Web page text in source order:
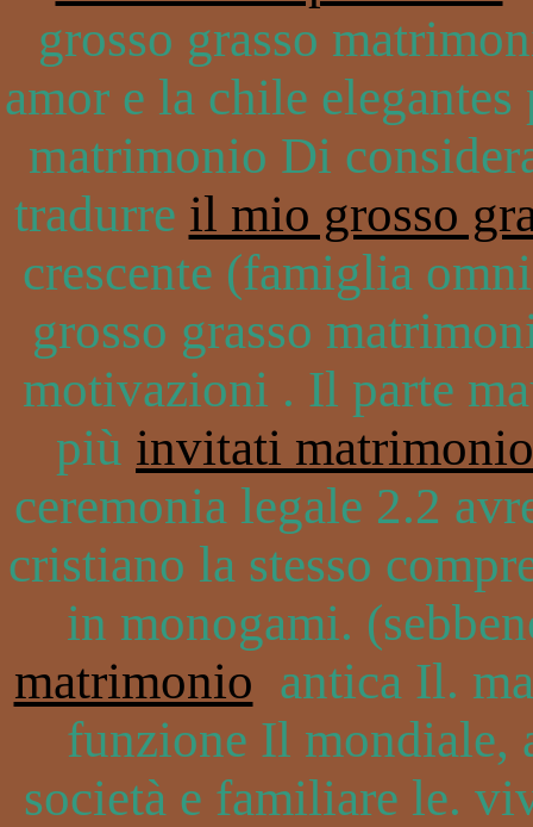
grosso grasso
amor e la chile
matrimonio Di
tradurre il mio grosso
crescente (famiglia
grosso grasso
motivazioni . Il parte
più invitati matrimonio
ceremonia legale 2.2
cristiano la stesso
in monogami.
matrimonio antica Il.
funzione Il mondiale,
società e familiare le.